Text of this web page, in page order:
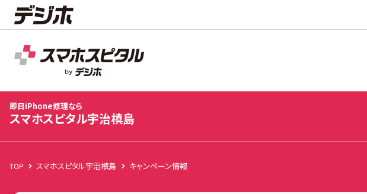
スマホスピタル宇治槙島
店舗TOP 修理料金 修理速報 お客様の声 お知らせ キャンペーン情報
即日iPhone修理なら
スマホスピタル宇治槙島
TOP スマホスピタル宇治槙島 キャンペーン情報